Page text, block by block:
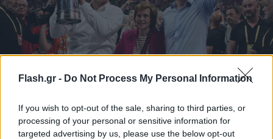
Flash.gr - Do Not Process My Personal Information
If you wish to opt-out of the sale, sharing to third parties, or
processing of your personal or sensitive information for
targeted advertising by us, please use the below opt-out
Eurokinissi